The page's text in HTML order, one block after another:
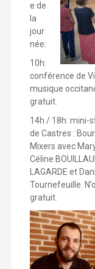
e de
la
jour
née:
10h:
conférence de
musique
gratuit.
14h / 18h: mini-
de Castres :
Mixers avec
Céline
LAGARDE et
Tournefeuille.
gratuit.